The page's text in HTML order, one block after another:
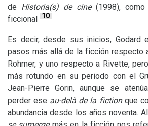
de Historia(s) de cine (1998),
ficcional 10
Es decir, desde sus inicios, Godard
pasos más allá de la ficción respecto
Rohmer, y uno respecto a Rivette,
más rotundo en su periodo con el
Jean-Pierre Gorin, aunque se
perder ese au-delà de la fiction que
abundancia desde los años noventa.